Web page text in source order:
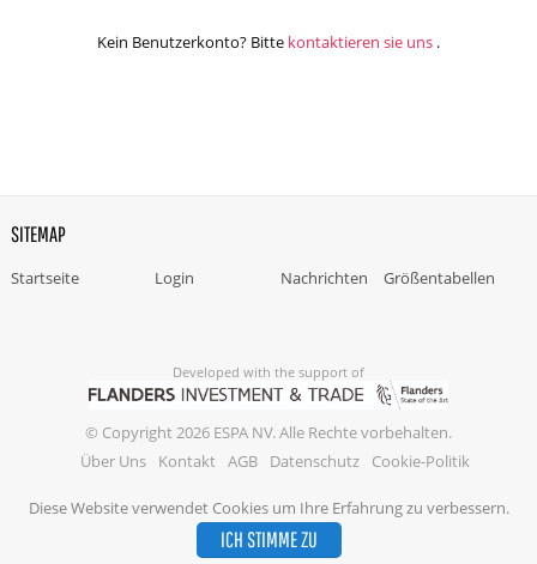
Diese Website verwendet Cookies um Ihre Erfahrung zu verbessern.
ICH STIMME ZU
Kein Benutzerkonto? Bitte kontaktieren sie uns .
SITEMAP
Startseite Login Nachrichten Größentabellen
Developed with the support of
© Copyright 2026 ESPA NV. Alle Rechte vorbehalten.
Über Uns
Kontakt AGB Datenschutz Cookie-Politik